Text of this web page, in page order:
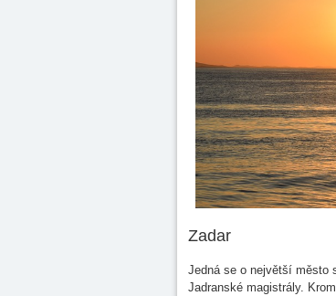
Zadar
Jedná se o největší město
Jadranské magistrály.